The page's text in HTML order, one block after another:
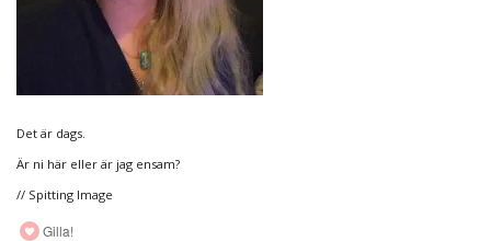
Det är dags.
Är ni här eller är jag ensam?
// Spitting Image
Gilla!